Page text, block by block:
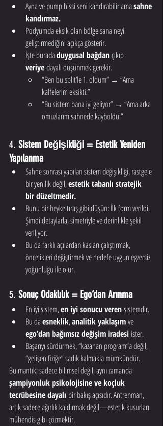
Ayna ve pump hissi seni kandırabilir ama sahne
kandırmaz.
Podyumda eksik olan bölge sana neyi
geliştirmediğini açıkça gösterir.
İşte burada duygusal bağdan çıkıp
veriye dayalı düşünmek gerekir.
“Ben bu split’le 1. oldum” → “Ama
kalfelerim eksikti.”
“Bu sistem bana iyi geliyor” → “Ama arka
omuzlarım sahnede kayboldu.”
4. Sistem Değişikliği = Estetik Yeniden
Yapılanma
Sahne sonrası yapılan sistem değişikliği, rastgele
bir yenilik değil, estetik tabanlı stratejik
bir düzeltmedir.
Bunu bir heykeltıraş gibi düşün: İlk form verildi.
Şimdi detaylarla, simetriyle ve derinlikle şekil
veriliyor.
Bu da farklı açılardan kasları çalıştırmak,
öncelikleri değiştirmek ve hedefe uygun egzersiz
yoğunluğu ile olur.
5. Sonuç Odaklılık = Ego’dan Arınma
En iyi sistem, en iyi sonucu veren sistemdir.
Bu da esneklik, analitik yaklaşım ve
ego’dan bağımsız değişim iradesi ister.
Başarıyı sürdürmek, “kazanan program”a değil,
“gelişen fiziğe” sadık kalmakla mümkündür.
Bu mantık; sadece bilimsel değil, aynı zamanda
şampiyonluk psikolojisine ve koçluk
tecrübesine dayalı bir bakış açısıdır. Antrenman,
artık sadece ağırlık kaldırmak değil—estetik kusurları
mühendis gibi çözmektir.